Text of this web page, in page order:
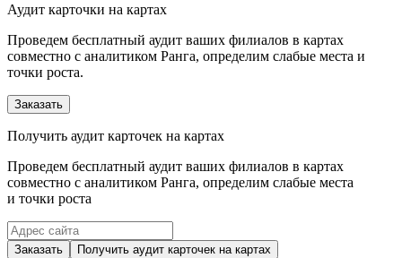
Аудит карточки на картах
Проведем бесплатный аудит ваших филиалов в картах
совместно с аналитиком Ранга, определим слабые места и
точки роста.
Заказать
Получить аудит карточек на картах
Проведем бесплатный аудит ваших филиалов в картах
совместно с аналитиком Ранга, определим слабые места
и точки роста
Заказать Получить аудит карточек на картах